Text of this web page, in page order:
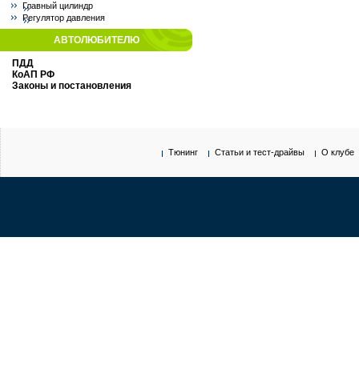
Главный цилиндр
Регулятор давления
АВТОЛЮБИТЕЛЮ
ПДД
КоАП РФ
Законы и постановления
Тюнинг Статьи и тест-драйвы О клубе